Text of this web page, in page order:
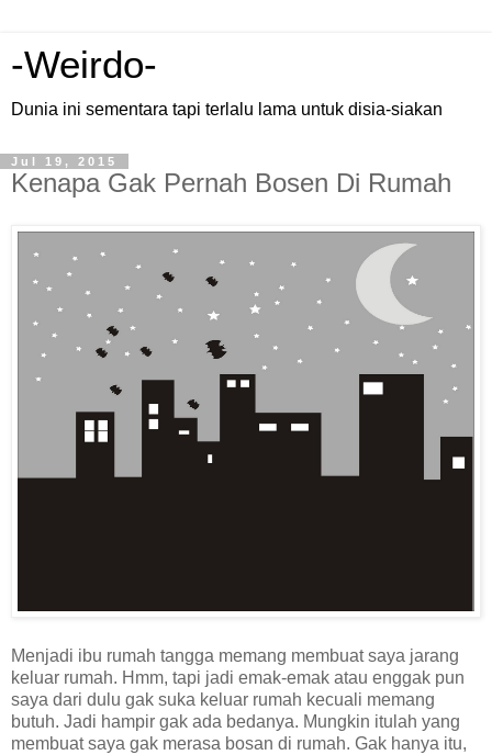
-Weirdo-
Dunia ini sementara tapi terlalu lama untuk disia-siakan
Jul 19, 2015
Kenapa Gak Pernah Bosen Di Rumah
Menjadi ibu rumah tangga memang membuat saya jarang
keluar rumah. Hmm, tapi jadi emak-emak atau enggak pun
saya dari dulu gak suka keluar rumah kecuali memang
butuh. Jadi hampir gak ada bedanya. Mungkin itulah yang
membuat saya gak merasa bosan di rumah. Gak hanya itu,